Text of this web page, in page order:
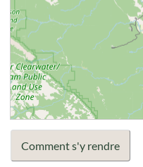
Comment s'y rendre